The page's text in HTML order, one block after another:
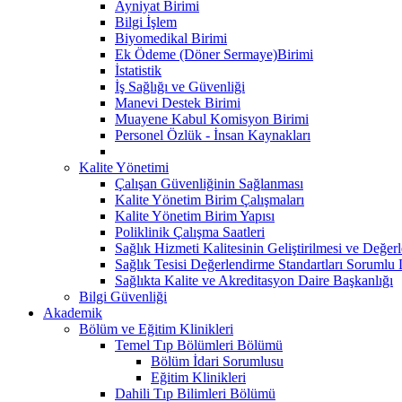
Ayniyat Birimi
Bilgi İşlem
Biyomedikal Birimi
Ek Ödeme (Döner Sermaye)Birimi
İstatistik
İş Sağlığı ve Güvenliği
Manevi Destek Birimi
Muayene Kabul Komisyon Birimi
Personel Özlük - İnsan Kaynakları
Kalite Yönetimi
Çalışan Güvenliğinin Sağlanması
Kalite Yönetim Birim Çalışmaları
Kalite Yönetim Birim Yapısı
Poliklinik Çalışma Saatleri
Sağlık Hizmeti Kalitesinin Geliştirilmesi ve
Sağlık Tesisi Değerlendirme Standartları Sorumlu
Sağlıkta Kalite ve Akreditasyon Daire Başkanlığı
Bilgi Güvenliği
Akademik
Bölüm ve Eğitim Klinikleri
Temel Tıp Bölümleri Bölümü
Bölüm İdari Sorumlusu
Eğitim Klinikleri
Dahili Tıp Bilimleri Bölümü